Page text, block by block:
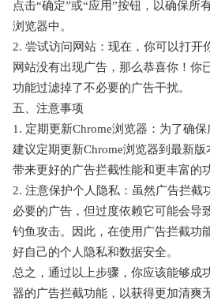
点击“确定”或“应用”按钮，以确保所
浏览器中。
2. 尝试访问网站：现在，你可以打开
网站没有出现广告，那么恭喜你！你
功能过滤掉了不必要的广告干扰。
五、注意事项
1. 定期更新Chrome浏览器：为了确
建议定期更新Chrome浏览器到最新
带来更好的广告拦截性能和更丰富的
2. 注意保护个人隐私：虽然广告拦截
必要的广告，但过度依赖它可能会导
钓鱼攻击。因此，在使用广告拦截功
好自己的个人隐私和数据安全。
总之，通过以上步骤，你应该能够成
器的广告拦截功能，以获得更加清爽